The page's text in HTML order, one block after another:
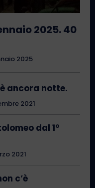
2025. 40
2025
ancora notte.
2021
dal 1°
2021
c’è